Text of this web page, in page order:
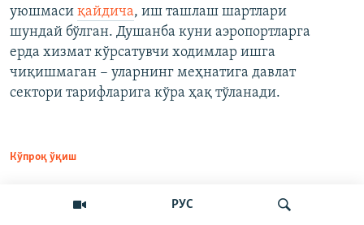
РУС
уюшмаси қайдича, иш ташлаш шартлари
шундай бўлган. Душанба куни аэропортларга
ерда хизмат кўрсатувчи ходимлар ишга
чиқишмаган − уларнинг меҳнатига давлат
сектори тарифларига кўра ҳақ тўланади.
Кўпроқ ўқиш